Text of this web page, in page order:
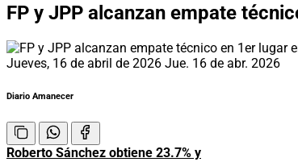
FP y JPP alcanzan empate
Jueves, 16 de abril de 2026 Jue. 16 de abr. 2026
Diario Amanecer
Roberto Sánchez obtiene 23.7% y